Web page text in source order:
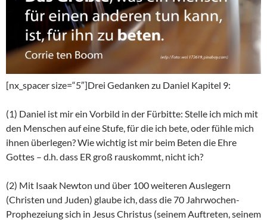
[nx_spacer size=“5″]Drei Gedanken zu Daniel Kapitel 9:
(1) Daniel ist mir ein Vorbild in der Fürbitte: Stelle ich mich mit
den Menschen auf eine Stufe, für die ich bete, oder fühle mich
ihnen überlegen? Wie wichtig ist mir beim Beten die Ehre
Gottes – d.h. dass ER groß rauskommt, nicht ich?
(2) Mit Isaak Newton und über 100 weiteren Auslegern
(Christen und Juden) glaube ich, dass die 70 Jahrwochen-
Prophezeiung sich in Jesus Christus (seinem Auftreten, seinem